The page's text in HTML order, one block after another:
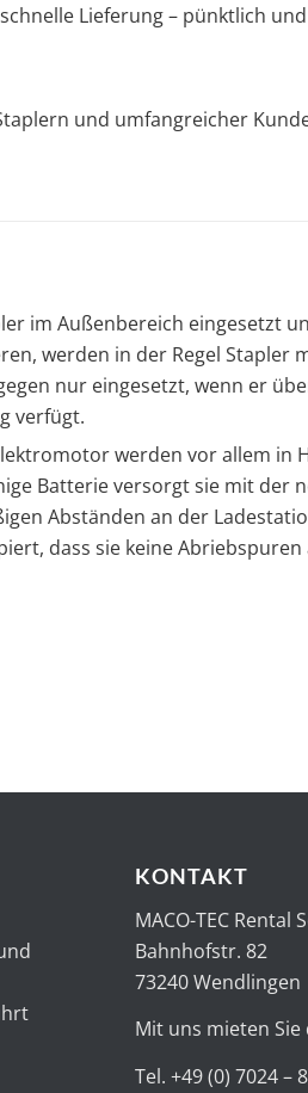
Lieferung – pünktlich
und umfangreicher
im Außenbereich eingesetzt
werden in der Regel Stapler
nur eingesetzt, wenn er
verfügt.
werden vor allem in
Batterie versorgt sie mit der
Abständen an der
dass sie keine Abriebspuren
KONTAKT
MACO-TEC Rental
Bahnhofstr. 82
73240 Wendlingen
Mit uns mieten
Tel. +49 (0) 7024 –